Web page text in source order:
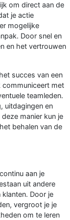
om direct aan de
je actie
mogelijke
Door snel en
en het vertrouwen
succes van een
communiceert met
teamleden.
uitdagingen en
manier kun je
behalen van de
aan je
uit andere
Door je
vergroot je je
om te leren